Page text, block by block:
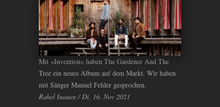
Mit «Invention» haben The Gardener And The
Tree ein neues Album auf dem Markt. Wir haben
mit Sänger Manuel Felder gesprochen.
Rahel Inauen / Di, 16. Nov 2021